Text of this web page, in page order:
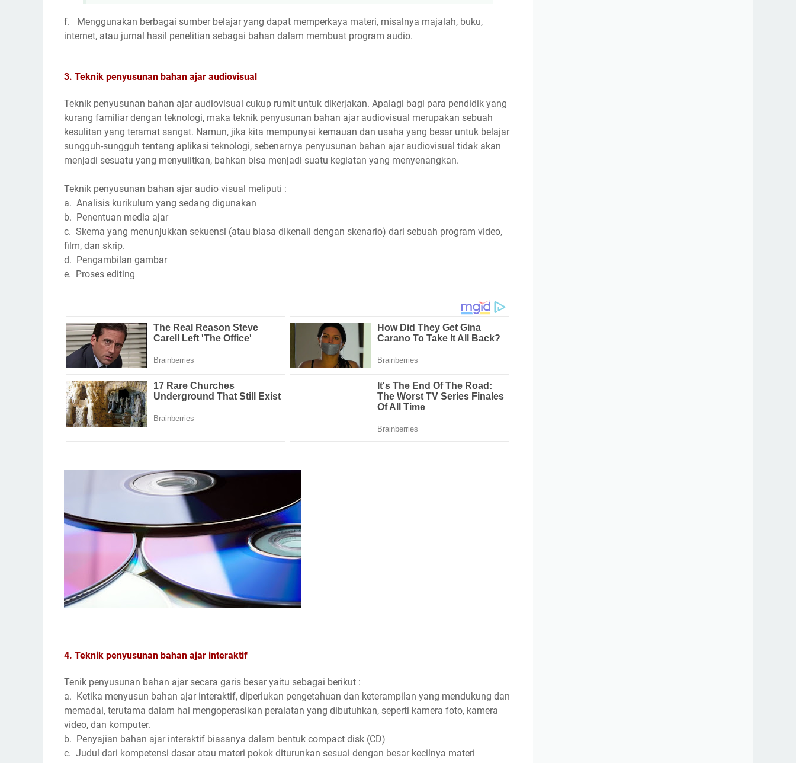
f. Menggunakan berbagai sumber belajar yang dapat memperkaya materi, misalnya majalah, buku,
internet, atau jurnal hasil penelitian sebagai bahan dalam membuat program audio.
3. Teknik penyusunan bahan ajar audiovisual
Teknik penyusunan bahan ajar audiovisual cukup rumit untuk dikerjakan. Apalagi bagi para pendidik yang
kurang familiar dengan teknologi, maka teknik penyusunan bahan ajar audiovisual merupakan sebuah
kesulitan yang teramat sangat. Namun, jika kita mempunyai kemauan dan usaha yang besar untuk belajar
sungguh-sungguh tentang aplikasi teknologi, sebenarnya penyusunan bahan ajar audiovisual tidak akan
menjadi sesuatu yang menyulitkan, bahkan bisa menjadi suatu kegiatan yang menyenangkan.
Teknik penyusunan bahan ajar audio visual meliputi :
a. Analisis kurikulum yang sedang digunakan
b. Penentuan media ajar
c. Skema yang menunjukkan sekuensi (atau biasa dikenall dengan skenario) dari sebuah program video,
film, dan skrip.
d. Pengambilan gambar
e. Proses editing
4. Teknik penyusunan bahan ajar interaktif
Tenik penyusunan bahan ajar secara garis besar yaitu sebagai berikut :
a. Ketika menyusun bahan ajar interaktif, diperlukan pengetahuan dan keterampilan yang mendukung dan
memadai, terutama dalam hal mengoperasikan peralatan yang dibutuhkan, seperti kamera foto, kamera
video, dan komputer.
b. Penyajian bahan ajar interaktif biasanya dalam bentuk compact disk (CD)
c. Judul dari kompetensi dasar atau materi pokok diturunkan sesuai dengan besar kecilnya materi